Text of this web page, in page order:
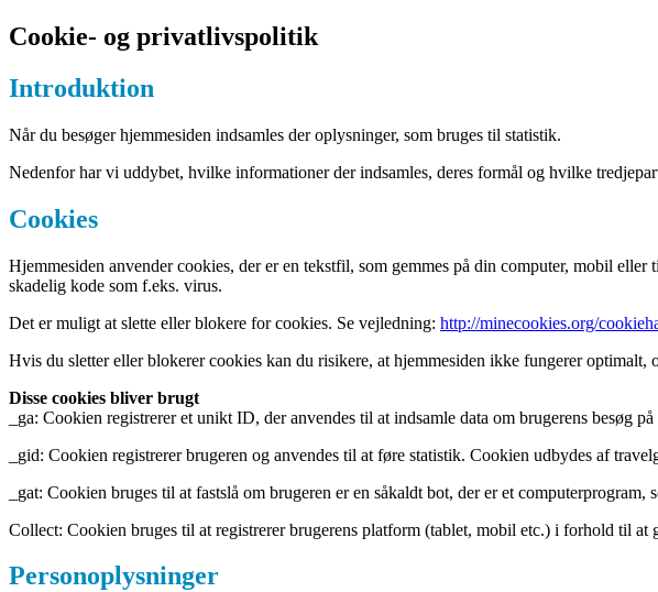
Cookie- og privatlivspolitik
Introduktion
Når du besøger hjemmesiden indsamles der oplysninger, som bruges til statistik.
Nedenfor har vi uddybet, hvilke informationer der indsamles, deres formål og hvilke
Cookies
Hjemmesiden anvender cookies, der er en tekstfil, som gemmes på din computer, mobil
skadelig kode som f.eks. virus.
Det er muligt at slette eller blokere for cookies. Se vejledning: http://minecookies.org/
Hvis du sletter eller blokerer cookies kan du risikere, at hjemmesiden ikke fungerer
Disse cookies bliver brugt
_ga: Cookien registrerer et unikt ID, der anvendes til at indsamle data om brugerens besøg
_gid: Cookien registrerer brugeren og anvendes til at føre statistik. Cookien udbydes af
_gat: Cookien bruges til at fastslå om brugeren er en såkaldt bot, der er et
Collect: Cookien bruges til at registrerer brugerens platform (tablet, mobil etc.) i forhold til
Personoplysninger